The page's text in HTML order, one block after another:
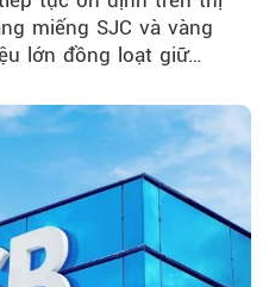
miếng SJC và vàng
lớn đồng loạt giữ